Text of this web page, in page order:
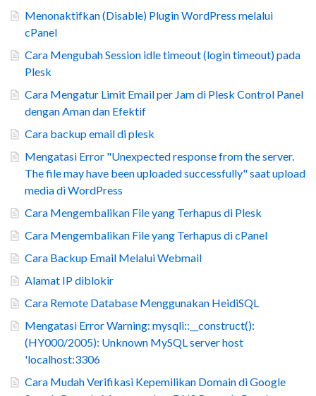
Menonaktifkan (Disable) Plugin WordPress melalui
cPanel
Cara Mengubah Session idle timeout (login timeout) pada
Plesk
Cara Mengatur Limit Email per Jam di Plesk Control Panel
dengan Aman dan Efektif
Cara backup email di plesk
Mengatasi Error "Unexpected response from the server.
The file may have been uploaded successfully" saat upload
media di WordPress
Cara Mengembalikan File yang Terhapus di Plesk
Cara Mengembalikan File yang Terhapus di cPanel
Cara Backup Email Melalui Webmail
Alamat IP diblokir
Cara Remote Database Menggunakan HeidiSQL
Mengatasi Error Warning: mysqli::__construct():
(HY000/2005): Unknown MySQL server host
'localhost:3306
Cara Mudah Verifikasi Kepemilikan Domain di Google